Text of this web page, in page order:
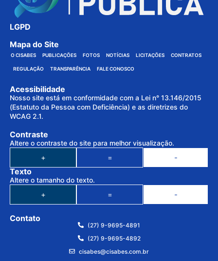
LGPD
Mapa do Site
O CISABES PUBLICAÇÕES FOTOS NOTÍCIAS LICITAÇÕES CONTRATOS
REGULAÇÃO TRANSPARÊNCIA FALE CONOSCO
Acessibilidade
Nosso site está em conformidade com a Lei n° 13.146/2015
(Estatuto da Pessoa com Deficiência) e as diretrizes do
WCAG 2.1.
Contraste
Altere o contraste do site para melhor visualização.
+ = -
Texto
Altere o tamanho do texto.
+ = -
Contato
(27) 9-9695-4891
(27) 9-9695-4892
cisabes@cisabes.com.br